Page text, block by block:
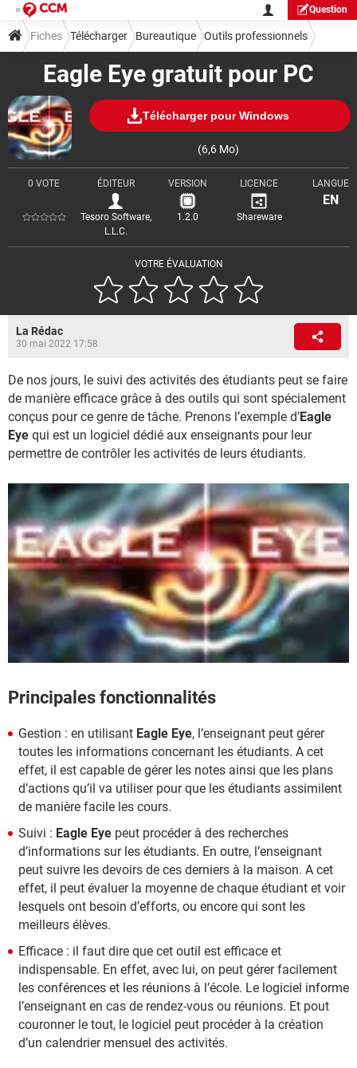
Question
Eagle Eye gratuit pour PC
Télécharger pour Windows
(6,6 Mo)
VOTRE ÉVALUATION
0 VOTE ÉDITEUR
Tesoro Software,
L.L.C.
VERSION
1.2.0
LICENCE
Shareware
LANGUE
EN
Fiches Télécharger Bureautique Outils professionnels
La Rédac
30 mai 2022 17:58
De nos jours, le suivi des activités des étudiants peut se faire
de manière efficace grâce à des outils qui sont spécialement
conçus pour ce genre de tâche. Prenons l’exemple d’Eagle
Eye qui est un logiciel dédié aux enseignants pour leur
permettre de contrôler les activités de leurs étudiants.
Principales fonctionnalités
Gestion : en utilisant Eagle Eye, l’enseignant peut gérer
toutes les informations concernant les étudiants. A cet
effet, il est capable de gérer les notes ainsi que les plans
d’actions qu’il va utiliser pour que les étudiants assimilent
de manière facile les cours.
Suivi : Eagle Eye peut procéder à des recherches
d’informations sur les étudiants. En outre, l’enseignant
peut suivre les devoirs de ces derniers à la maison. A cet
effet, il peut évaluer la moyenne de chaque étudiant et voir
lesquels ont besoin d’efforts, ou encore qui sont les
meilleurs élèves.
Efficace : il faut dire que cet outil est efficace et
indispensable. En effet, avec lui, on peut gérer facilement
les conférences et les réunions à l’école. Le logiciel informe
l’enseignant en cas de rendez-vous ou réunions. Et pout
couronner le tout, le logiciel peut procéder à la création
d’un calendrier mensuel des activités.